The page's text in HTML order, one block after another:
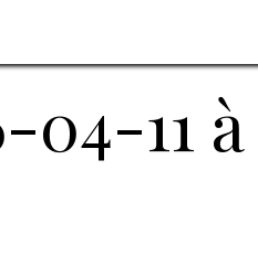
11 à